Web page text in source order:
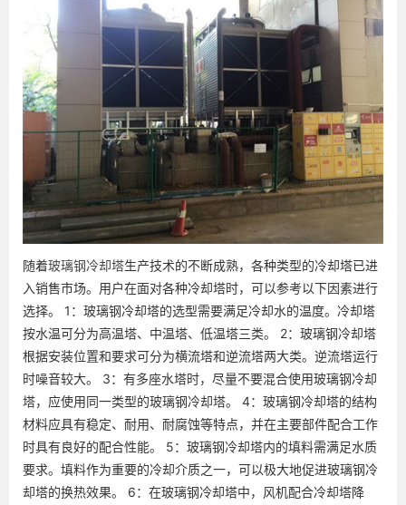
随着玻璃钢冷却塔生产技术的不断成熟，各种类型的冷却塔已进
入销售市场。用户在面对各种冷却塔时，可以参考以下因素进行
选择。 1：玻璃钢冷却塔的选型需要满足冷却水的温度。冷却塔
按水温可分为高温塔、中温塔、低温塔三类。 2：玻璃钢冷却塔
根据安装位置和要求可分为横流塔和逆流塔两大类。逆流塔运行
时噪音较大。 3：有多座水塔时，尽量不要混合使用玻璃钢冷却
塔，应使用同一类型的玻璃钢冷却塔。 4：玻璃钢冷却塔的结构
材料应具有稳定、耐用、耐腐蚀等特点，并在主要部件配合工作
时具有良好的配合性能。 5：玻璃钢冷却塔内的填料需满足水质
要求。填料作为重要的冷却介质之一，可以极大地促进玻璃钢冷
却塔的换热效果。 6：在玻璃钢冷却塔中，风机配合冷却塔降